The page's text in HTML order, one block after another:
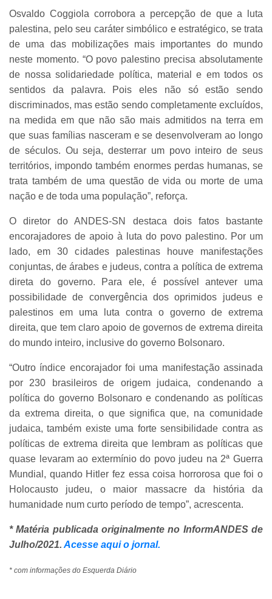
Osvaldo Coggiola corrobora a percepção de que a luta
palestina, pelo seu caráter simbólico e estratégico, se trata
de uma das mobilizações mais importantes do mundo
neste momento. “O povo palestino precisa absolutamente
de nossa solidariedade política, material e em todos os
sentidos da palavra. Pois eles não só estão sendo
discriminados, mas estão sendo completamente excluídos,
na medida em que não são mais admitidos na terra em
que suas famílias nasceram e se desenvolveram ao longo
de séculos. Ou seja, desterrar um povo inteiro de seus
territórios, impondo também enormes perdas humanas, se
trata também de uma questão de vida ou morte de uma
nação e de toda uma população”, reforça.
O diretor do ANDES-SN destaca dois fatos bastante
encorajadores de apoio à luta do povo palestino. Por um
lado, em 30 cidades palestinas houve manifestações
conjuntas, de árabes e judeus, contra a política de extrema
direta do governo. Para ele, é possível antever uma
possibilidade de convergência dos oprimidos judeus e
palestinos em uma luta contra o governo de extrema
direita, que tem claro apoio de governos de extrema direita
do mundo inteiro, inclusive do governo Bolsonaro.
“Outro índice encorajador foi uma manifestação assinada
por 230 brasileiros de origem judaica, condenando a
política do governo Bolsonaro e condenando as políticas
da extrema direita, o que significa que, na comunidade
judaica, também existe uma forte sensibilidade contra as
políticas de extrema direita que lembram as políticas que
quase levaram ao extermínio do povo judeu na 2ª Guerra
Mundial, quando Hitler fez essa coisa horrorosa que foi o
Holocausto judeu, o maior massacre da história da
humanidade num curto período de tempo”, acrescenta.
* Matéria publicada originalmente no InformANDES de
Julho/2021. Acesse aqui o jornal.
* com informações do Esquerda Diário